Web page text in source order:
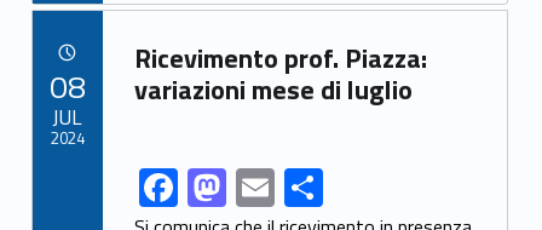
b
o
k
d
o
l di
vi
Link identifier archive #link-archive-24404
Ricevimento prof. Piazza:
variazioni mese di luglio
Link identifier share facebook archive #share-link-archive-24054F M E C
08
JUL
2024